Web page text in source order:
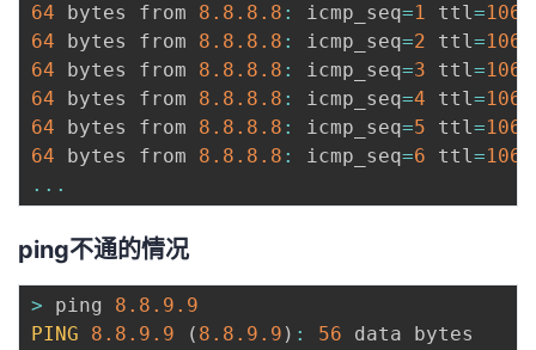
64 bytes from 8.8 .8 .8 : icmp_seq=1 ttl=106
64 bytes from 8.8 .8 .8 : icmp_seq=2 ttl=106
64 bytes from 8.8 .8 .8 : icmp_seq=3 ttl=106
64 bytes from 8.8 .8 .8 : icmp_seq=4 ttl=106
64 bytes from 8.8 .8 .8 : icmp_seq=5 ttl=106
64 bytes from 8.8 .8 .8 : icmp_seq=6 ttl=106
...
ping不通的情况
> ping 8.8 .9 .9
PING
8.8 .9 .9 ( 8.8 .9 .9 ) : 56 data bytes